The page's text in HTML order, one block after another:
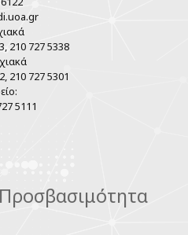
210 727 5338
210 727 5301
5111